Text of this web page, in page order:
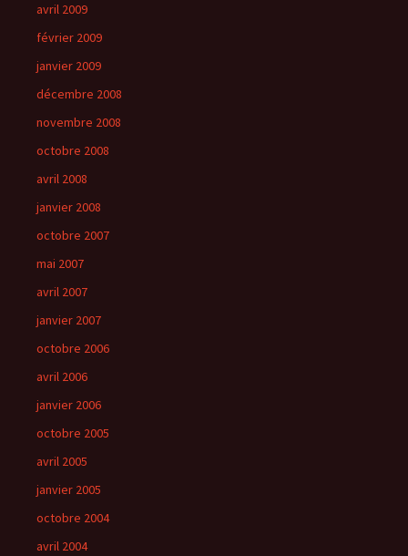
avril 2009
février 2009
janvier 2009
décembre 2008
novembre 2008
octobre 2008
avril 2008
janvier 2008
octobre 2007
mai 2007
avril 2007
janvier 2007
octobre 2006
avril 2006
janvier 2006
octobre 2005
avril 2005
janvier 2005
octobre 2004
avril 2004